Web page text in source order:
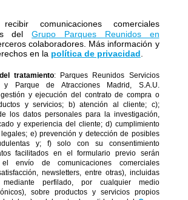
comunicaciones comerciales
delGrupo Parques Reunidos en
colaboradores. Más información y
en la política de privacidad.
tratamiento: Parques Reunidos Servicios
y Parque de Atracciones Madrid, S.A.U.
y ejecución del contrato de compra o
y servicios; b) atención al cliente; c);
los datos personales para la investigación,
y experiencia del cliente; d) cumplimiento
e) prevención y detección de posibles
y; f) solo con su consentimiento
facilitados en el formulario previo serán
envío de comunicaciones comerciales
newsletters, entre otras), incluidas
mediante perfilado, por cualquier medio
sobre productos y servicios propios